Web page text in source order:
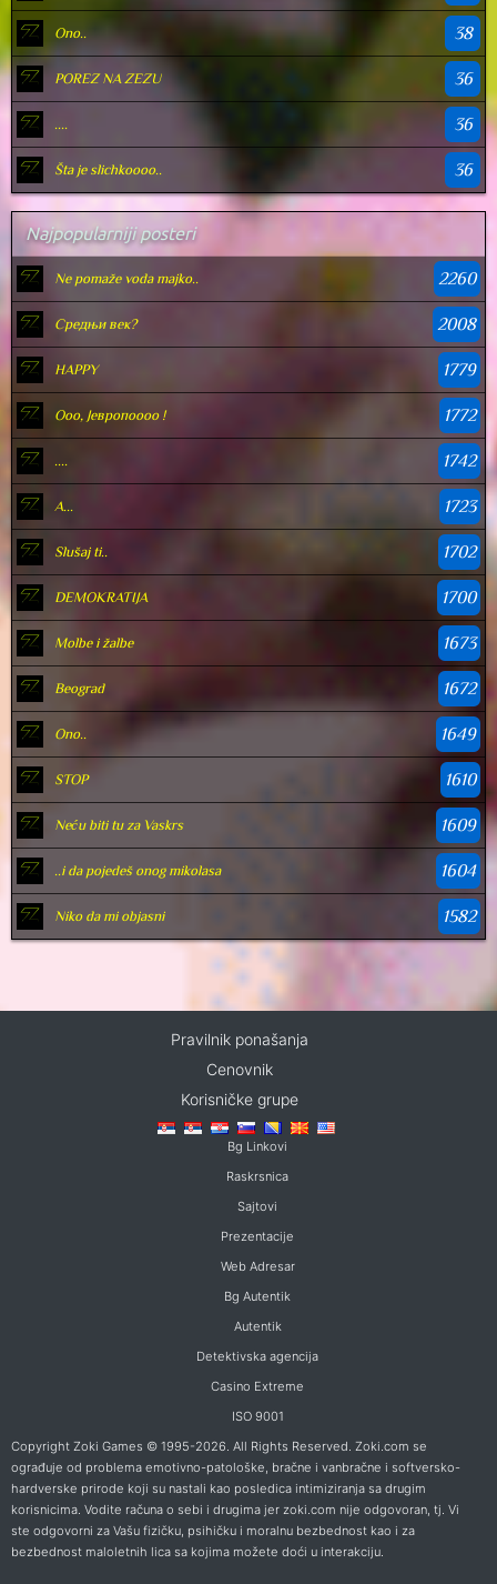
Ono.. 38
POREZ NA ZEZU 36
.... 36
Šta je slichkoooo.. 36
Najpopularniji posteri
Ne pomaže voda majko.. 2260
Средњи век? 2008
HAPPY 1779
Оoo, Јевропоооо ! 1772
.... 1742
А... 1723
Slušaj ti.. 1702
DEMOKRATIJA 1700
Molbe i žalbe 1673
Beograd 1672
Ono.. 1649
STOP 1610
Neću biti tu za Vaskrs 1609
..i da pojedeš onog mikolasa 1604
Niko da mi objasni 1582
Pravilnik ponašanja
Cenovnik
Korisničke grupe
Bg Linkovi
Raskrsnica
Sajtovi
Prezentacije
Web Adresar
Bg Autentik
Autentik
Detektivska agencija
Casino Extreme
ISO 9001
Copyright Zoki Games © 1995-2026. All Rights Reserved. Zoki.com se
ograđuje od problema emotivno-patološke, bračne i vanbračne i softversko-
hardverske prirode koji su nastali kao posledica intimiziranja sa drugim
korisnicima. Vodite računa o sebi i drugima jer zoki.com nije odgovoran, tj. Vi
ste odgovorni za Vašu fizičku, psihičku i moralnu bezbednost kao i za
bezbednost maloletnih lica sa kojima možete doći u interakciju.